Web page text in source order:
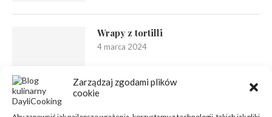
Zarządzaj zgodami plików
cookie
Wrapy z tortilli
4 marca 2024